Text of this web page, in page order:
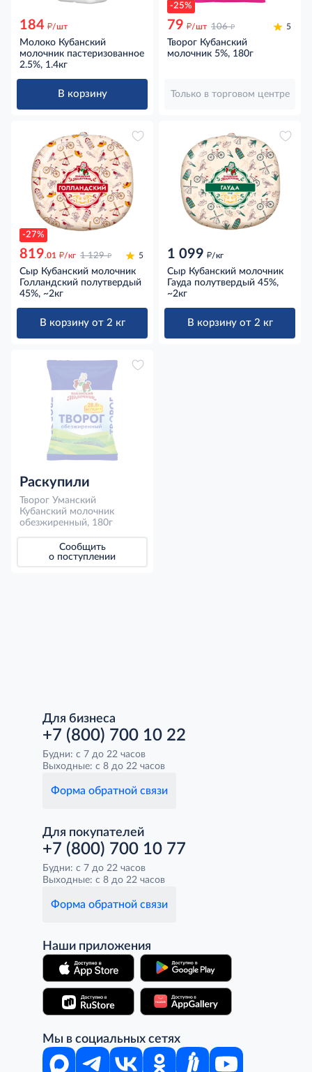
184 д/шт
Молоко Кубанский
молочник пастеризованное
2.5%, 1.4кг
В корзину
-25%
79 д/шт 106 д 5
Творог Кубанский
молочник 5%, 180г
Только в торговом центре
-27%
819.01 д/кг 1 129 д 5
Сыр Кубанский молочник
Голландский полутвердый
45%, ~2кг
В корзину от 2 кг
1 099 д/кг
Сыр Кубанский молочник
Гауда полутвердый 45%,
~2кг
В корзину от 2 кг
Раскупили
Творог Уманский
Кубанский молочник
обезжиренный, 180г
Сообщить
о поступлении
Для бизнеса
+7 (800) 700 10 22
Будни: с 7 до 22 часов
Выходные: с 8 до 22 часов
Форма обратной связи
Для покупателей
+7 (800) 700 10 77
Будни: с 7 до 22 часов
Выходные: с 8 до 22 часов
Форма обратной связи
Наши приложения
Мы в социальных сетях